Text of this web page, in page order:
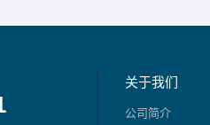
关于我们
公司简介